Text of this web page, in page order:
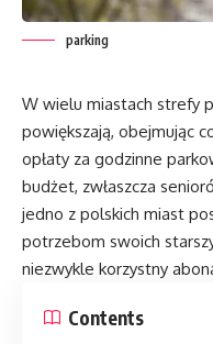
parking
W wielu miastach strefy
powiększają, obejmując
opłaty za godzinne
budżet, zwłaszcza
jedno z polskich miast
potrzebom swoich
niezwykle korzystny
Contents